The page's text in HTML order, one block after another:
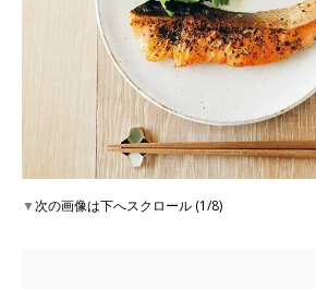
▼次の画像は下へスクロール (1/8)